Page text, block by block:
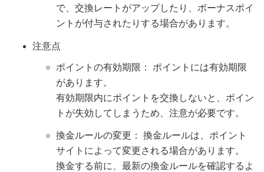
で、交換レートがアップしたり、ボーナスポイ
ントが付与されたりする場合があります。
注意点
ポイントの有効期限： ポイントには有効期限
があります。
有効期限内にポイントを交換しないと、ポイン
トが失効してしまうため、注意が必要です。
換金ルールの変更： 換金ルールは、ポイント
サイトによって変更される場合があります。
換金する前に、最新の換金ルールを確認するよ